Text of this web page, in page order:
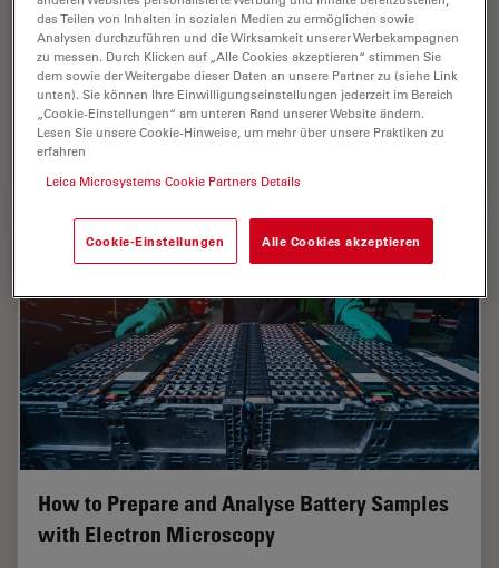
This on-demand webinar explores how integrated tools
can support electron microscopy workflows from
sample preparation to image analysis. Experts Andreia
Pinto, Adrian Boey, and Hoyin Lai present the…
How to Prepare and Analyse Battery Samples
with Electron Microscopy
das Teilen von Inhalten in sozialen Medien zu ermöglichen sowie
Analysen durchzuführen und die Wirksamkeit unserer Werbekampagnen
zu messen. Durch Klicken auf „Alle Cookies akzeptieren“ stimmen Sie
dem sowie der Weitergabe dieser Daten an unsere Partner zu (siehe Link
unten). Sie können Ihre Einwilligungseinstellungen jederzeit im Bereich
„Cookie-Einstellungen“ am unteren Rand unserer Website ändern.
Lesen Sie unsere Cookie-Hinweise, um mehr über unsere Praktiken zu
erfahren
Leica Microsystems Cookie Partners Details
Cookie-Einstellungen Alle Cookies akzeptieren